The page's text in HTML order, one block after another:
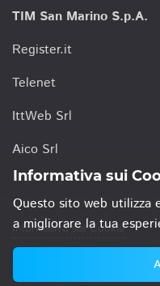
TIM San Marino S.p.A.
Register.it
Telenet
IttWeb Srl
Aico Srl
Informativa sui Cookie
© 2021 TIM San Marino
Informativa sui
Questo sito web utilizza
a migliorare la tua